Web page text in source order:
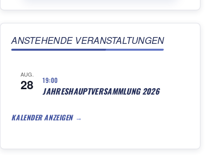
ANSTEHENDE VERANSTALTUNGEN
AUG.
28 19:00
JAHRESHAUPTVERSAMMLUNG 2026
KALENDER ANZEIGEN